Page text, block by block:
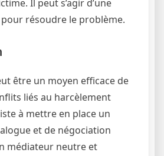
Il peut s’agir d’une
résoudre le problème.
être un moyen efficace de
liés au harcèlement
à mettre en place un
et de négociation
médiateur neutre et